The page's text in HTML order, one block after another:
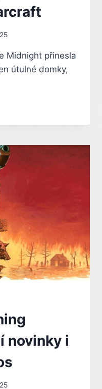
Midnight přinesla
útulné domky,
novinky i